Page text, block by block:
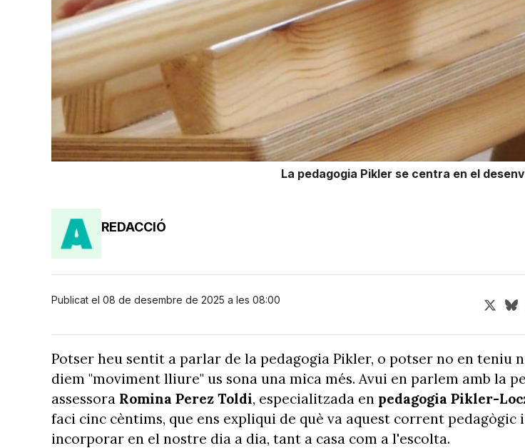
La pedagogia Pikler se centra en el
REDACCIÓ
Publicat el 08 de desembre de 2025 a les 08:00 X
Potser heu sentit a parlar de la pedagogia Pikler, o potser no en teniu
diem "moviment lliure" us sona una mica més. Avui en parlem amb la
assessora Romina Perez Toldi, especialitzada en pedagogia Pikler-
faci cinc cèntims, que ens expliqui de què va aquest corrent pedagògic
incorporar en el nostre dia a dia, tant a casa com a l'escolta.